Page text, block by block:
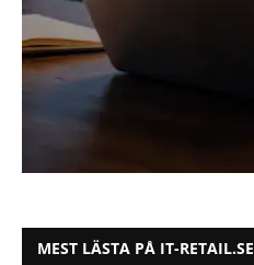
MEST LÄSTA PÅ IT-RETAIL.SE